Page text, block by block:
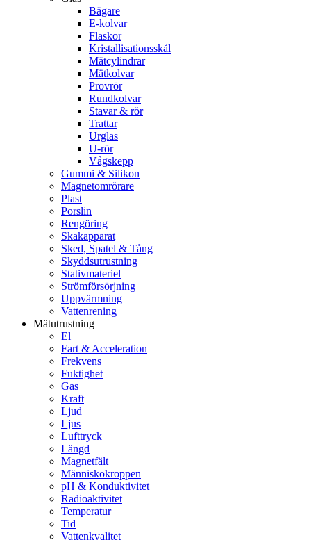
Bägare
E-kolvar
Flaskor
Kristallisationsskål
Mätcylindrar
Mätkolvar
Provrör
Rundkolvar
Stavar & rör
Trattar
Urglas
U-rör
Vågskepp
Gummi & Silikon
Magnetomrörare
Plast
Porslin
Rengöring
Skakapparat
Sked, Spatel & Tång
Skyddsutrustning
Stativmateriel
Strömförsörjning
Uppvärmning
Vattenrening
Mätutrustning
El
Fart & Acceleration
Frekvens
Fuktighet
Gas
Kraft
Ljud
Ljus
Lufttryck
Längd
Magnetfält
Människokroppen
pH & Konduktivitet
Radioaktivitet
Temperatur
Tid
Vattenkvalitet